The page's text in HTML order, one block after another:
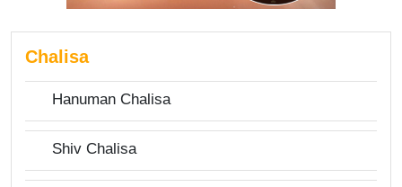
Chalisa
Hanuman Chalisa
Shiv Chalisa